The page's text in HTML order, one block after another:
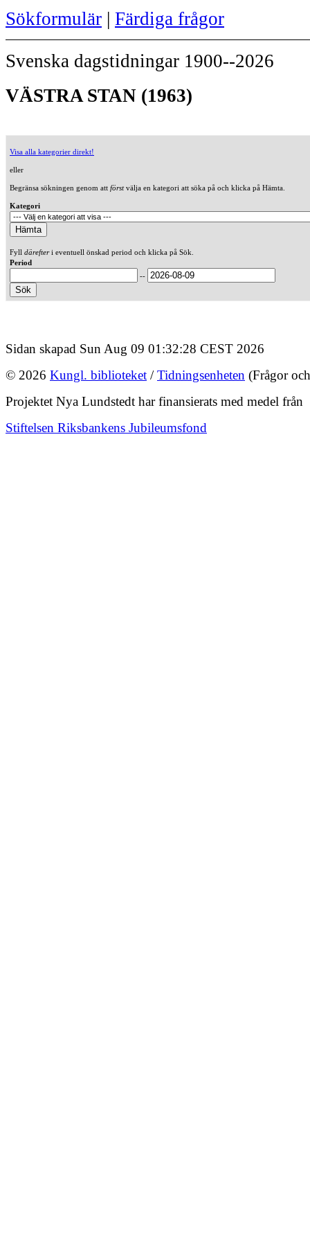
Sökformulär | Färdiga frågor
Svenska dagstidningar 1900--2026
VÄSTRA STAN (1963)
Visa alla kategorier direkt!
eller
Begränsa sökningen genom att förstvälja en kategori att söka på och klicka på Hämta.
Kategori
Fyll därefteri eventuell önskad period och klicka på Sök.
Period
--
Sidan skapad Sun Aug 09 01:32:28 CEST 2026
© 2026 Kungl. biblioteket /Tidningsenheten (Frågor
Projektet Nya Lundstedt har finansierats med medel från
Stiftelsen Riksbankens Jubileumsfond